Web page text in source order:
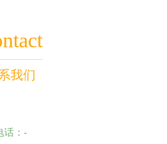
我们
话：-